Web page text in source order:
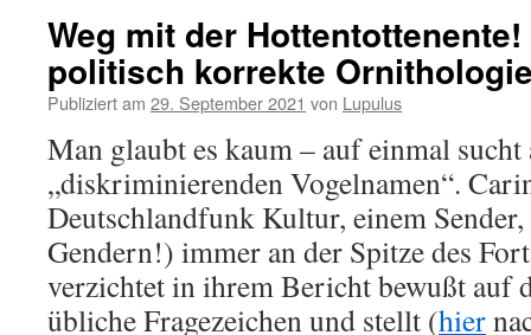
Weg mit der
politisch korrekte
Publiziert am 29. September 2021 von Lupulus
Man glaubt es kaum – auf einmal
„diskriminierenden Vogelnamen“.
Deutschlandfunk Kultur, einem
Gendern!) immer an der Spitze des
verzichtet in ihrem Bericht bewußt auf
übliche Fragezeichen und stellt (hier